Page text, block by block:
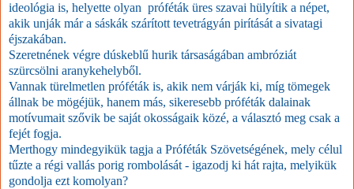
ideológia is, helyette olyan próféták üres szavai hülyítik a népet,
akik unják már a sáskák szárított tevetrágyán pirítását a sivatagi
éjszakában.
Szeretnének végre dúskeblű hurik társaságában ambróziát
szürcsölni aranykehelyből.
Vannak türelmetlen próféták is, akik nem várják ki, míg tömegek
állnak be mögéjük, hanem más, sikeresebb próféták dalainak
motívumait szővik be saját okosságaik közé, a választó meg csak a
fejét fogja.
Merthogy mindegyikük tagja a Próféták Szövetségének, mely célul
tűzte a régi vallás porig rombolását - igazodj ki hát rajta, melyikük
gondolja ezt komolyan?